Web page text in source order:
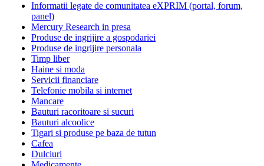
Informatii legate de comunitatea eXPRIM (portal, forum,
panel)
Mercury Research in presa
Produse de ingrijire a gospodariei
Produse de ingrijire personala
Timp liber
Haine si moda
Servicii financiare
Telefonie mobila si internet
Mancare
Bauturi racoritoare si sucuri
Bauturi alcoolice
Tigari si produse pe baza de tutun
Cafea
Dulciuri